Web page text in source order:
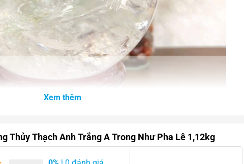
Xem thêm
Thủy Thạch Anh Trắng A Trong Như Pha Lê 1,12kg